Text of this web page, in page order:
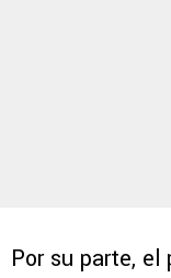
Por su parte,